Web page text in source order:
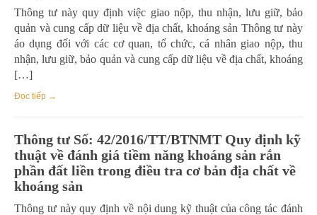
Thông tư này quy định việc giao nộp, thu nhận, lưu giữ, bảo
quản và cung cấp dữ liệu về địa chất, khoáng sản Thông tư này
áo dụng đối với các cơ quan, tổ chức, cá nhân giao nộp, thu
nhận, lưu giữ, bảo quản và cung cấp dữ liệu về địa chất, khoáng
[…]
Đọc tiếp →
Thông tư Số: 42/2016/TT/BTNMT Quy định kỹ
thuật về đánh giá tiềm năng khoáng sản rắn
phần đất liền trong điều tra cơ bản địa chất về
khoáng sản
Thông tư này quy định về nội dung kỹ thuật của công tác đánh